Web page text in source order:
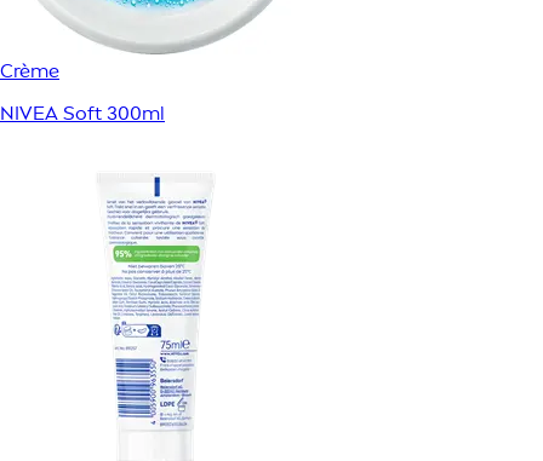
Crème
NIVEA Soft 300ml